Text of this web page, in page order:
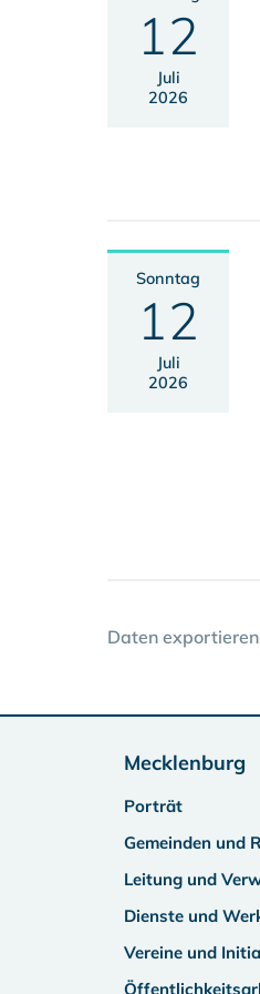
12
Juli
2026
Sonntag
12
Juli
2026
Daten exportieren
Mecklenburg
Porträt
Gemeinden und
Leitung und
Dienste und
Vereine und